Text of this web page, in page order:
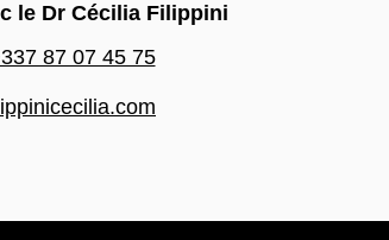
le Dr Cécilia Filippini
87 07 45 75